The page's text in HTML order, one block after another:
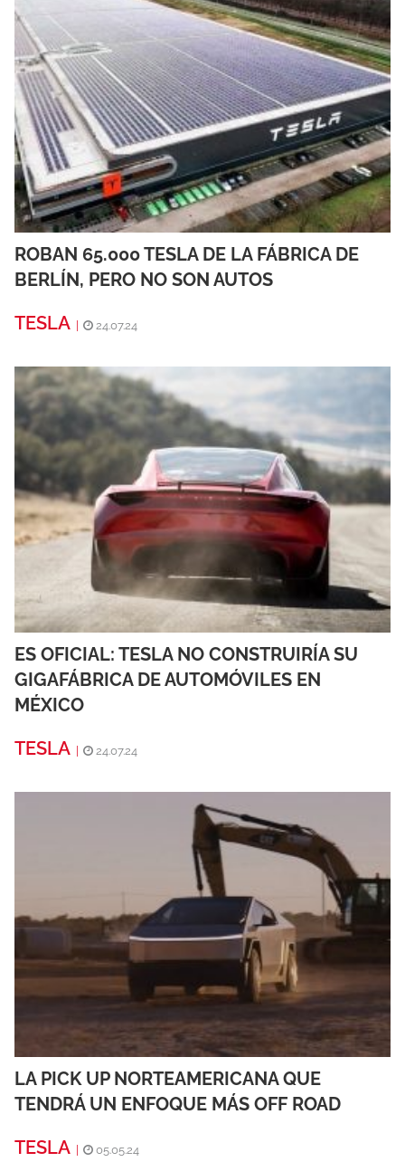
ROBAN 65.000 TESLA DE LA FÁBRICA DE
BERLÍN, PERO NO SON AUTOS
TESLA
24.07.24
ES OFICIAL: TESLA NO CONSTRUIRÍA SU
GIGAFÁBRICA DE AUTOMÓVILES EN
MÉXICO
TESLA
24.07.24
LA PICK UP NORTEAMERICANA QUE
TENDRÁ UN ENFOQUE MÁS OFF ROAD
TESLA
05.05.24